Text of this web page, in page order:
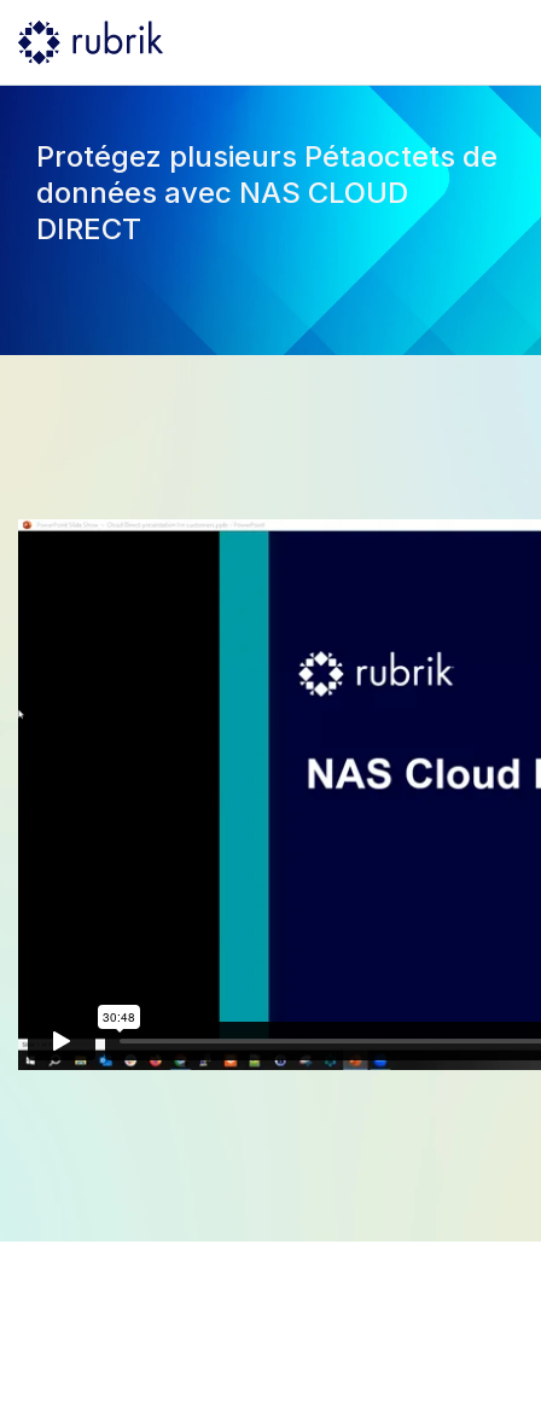
Protégez plusieurs Pétaoctets de
données avec NAS CLOUD
DIRECT